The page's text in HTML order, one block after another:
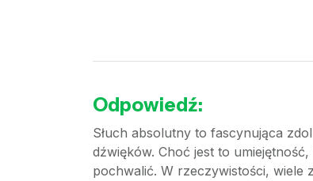
Odpowiedź:
Słuch absolutny to fascynująca
dźwięków. Choć jest to
pochwalić. W rzeczywistości, wiele